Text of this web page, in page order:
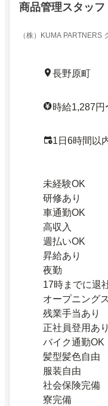
商品管理スタッフ
（株）KUMA PARTNERS
長野原町
時給1,287円
1日6時間以
未経験OK
研修あり
車通勤OK
高収入
週払いOK
昇給あり
夜勤
17時までに退
オープニング
残業手当あり
正社員登用あり
バイク通勤OK
髪型髪色自由
服装自由
社会保険完備
寮完備